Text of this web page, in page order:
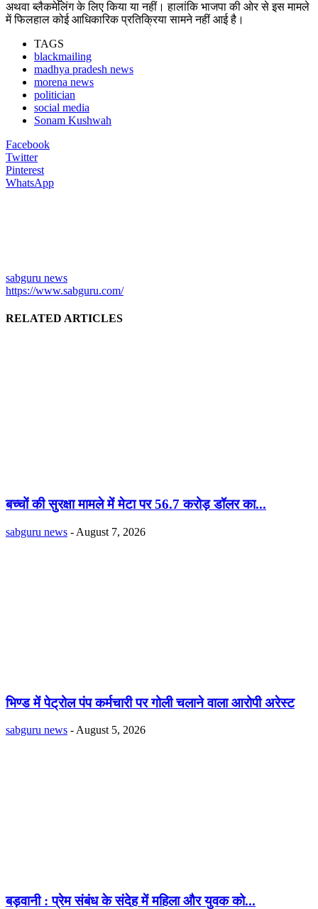
अथवा ब्लैकमेलिंग के लिए किया या नहीं। हालांकि भाजपा की ओर से इस मामले
में फिलहाल कोई आधिकारिक प्रतिक्रिया सामने नहीं आई है।
TAGS
blackmailing
madhya pradesh news
morena news
politician
social media
Sonam Kushwah
Facebook
Twitter
Pinterest
WhatsApp
sabguru news
https://www.sabguru.com/
RELATED ARTICLES
बच्चों की सुरक्षा मामले में मेटा पर 56.7 करोड़ डॉलर का...
sabguru news - August 7, 2026
भिण्ड में पेट्रोल पंप कर्मचारी पर गोली चलाने वाला आरोपी अरेस्ट
sabguru news - August 5, 2026
बड़वानी : प्रेम संबंध के संदेह में महिला और युवक को...